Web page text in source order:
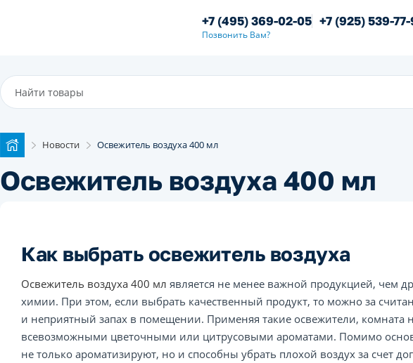
+7 (495) 369-02-05 +7 (925) 539-
Позвонить Вам?
Новости Освежитель воздуха 400 мл
Освежитель воздуха 400 мл
Как выбрать освежитель воздуха
Освежитель воздуха 400 мл является не менее важной продукцией, чем
химии. При этом, если выбрать качественный продукт, то можно за
и неприятный запах в помещении. Применяя такие освежители, комната
всевозможными цветочными или цитрусовыми ароматами. Помимо
не только ароматизируют, но и способны убрать плохой воздух за счет